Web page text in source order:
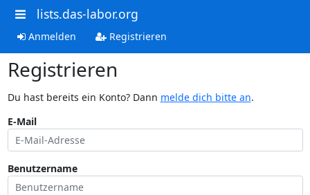
lists.das-labor.org
Anmelden Registrieren
Registrieren
Du hast bereits ein Konto? Dann melde dich bitte an.
E-Mail
Benutzername